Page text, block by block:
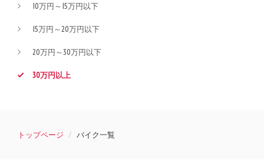
10万円～15万円以下
15万円～20万円以下
20万円～30万円以下
30万円以上
トップページ バイク一覧